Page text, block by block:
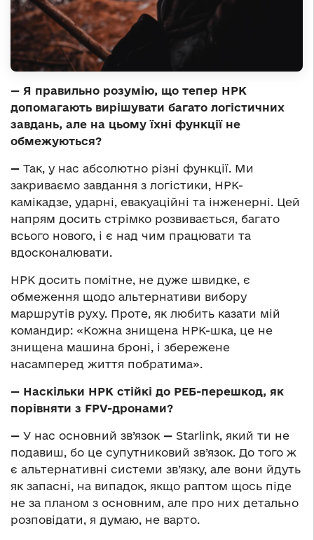
— Я правильно розумію, що тепер НРК
допомагають вирішувати багато логістичних
завдань, але на цьому їхні функції не
обмежуються?
— Так, у нас абсолютно різні функції. Ми
закриваємо завдання з логістики, НРК-
камікадзе, ударні, евакуаційні та інженерні. Цей
напрям досить стрімко розвивається, багато
всього нового, і є над чим працювати та
вдосконалювати.
НРК досить помітне, не дуже швидке, є
обмеження щодо альтернативи вибору
маршрутів руху. Проте, як любить казати мій
командир: «Кожна знищена НРК-шка, це не
знищена машина броні, і збережене
насамперед життя побратима».
— Наскільки НРК стійкі до РЕБ-перешкод, як
порівняти з FPV-дронами?
— У нас основний зв’язок — Starlink, який ти не
подавиш, бо це супутниковий зв’язок. До того ж
є альтернативні системи зв’язку, але вони йдуть
як запасні, на випадок, якщо раптом щось піде
не за планом з основним, але про них детально
розповідати, я думаю, не варто.